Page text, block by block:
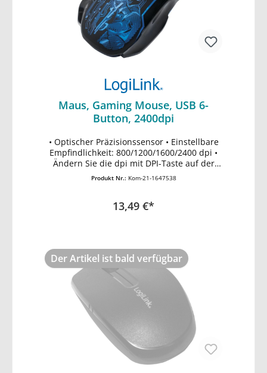
Maus, Gaming Mouse, USB 6-
Button, 2400dpi
• Optischer Präzisionssensor • Einstellbare
Empfindlichkeit: 800/1200/1600/2400 dpi •
Ändern Sie die dpi mit DPI-Taste auf der
Mitte • 5 Standard Tasten + 1 DPI Shift-Taste
2000/ME/XP/Vista/7/8/10
Produkt Nr.: Kom-21-1647538
13,49 €*
In den Warenkorb
Der Artikel ist bald verfügbar